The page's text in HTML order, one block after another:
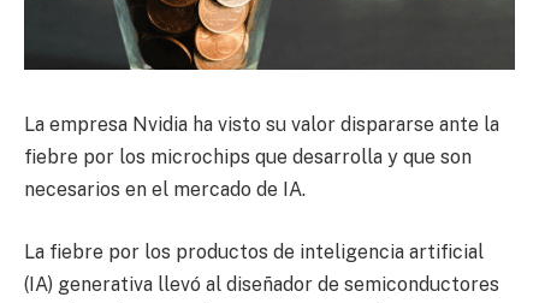
La empresa Nvidia ha visto su valor dispararse ante la
fiebre por los microchips que desarrolla y que son
necesarios en el mercado de IA.
La fiebre por los productos de inteligencia artificial
(IA) generativa llevó al diseñador de semiconductores